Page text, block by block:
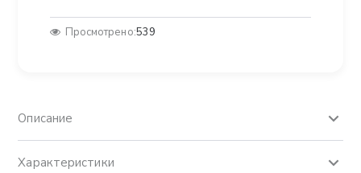
Просмотрено:539
Описание
Характеристики